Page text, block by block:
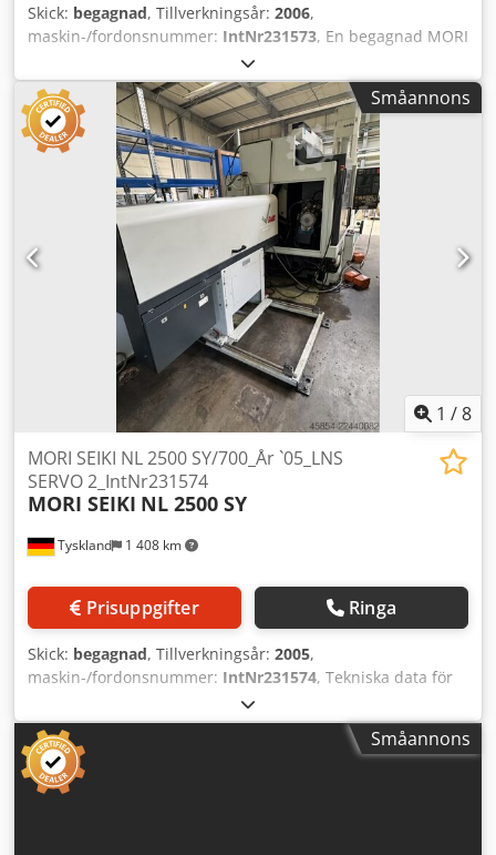
Skick: begagnad, Tillverkningsår: 2006,
maskin-/fordonsnummer: IntNr231573, En begagnad MORI
SEIKI NL 2500/1250 CNC-svarv, tillverkningsår 2006, är till
salu. Maskinen är utrustad med MORI SEIKI MSX 850III /
MAPPS III-styrsystem samt ett IRCO SIMAG stångmagasin
för automatisk stångmatning. Crodpfx Aezp Ig Iepysf
Teknisk data: Styrsystem: MORI SEIKI MSX 850III / MAPPS III
Ursprungsland: Japan Typ: Snedbäddad CNC-svarv
Centrumavstånd: 1 250 mm Max. svarvlängd: 1 298 mm
Max. svarvdiameter: 356 mm Standard svarvdiameter: 275
mm Svingdiameter över bädd: 923 mm X-axel: 260 mm Z-
axel: 1 345 mm Spindelvarvtal: upp till 4 000 varv/min
Spindelgenomgång: ca 80 mm Revolver: 12-stations Antal
revolvrar: 1 Spåntransportör Drivna verktyg C-axel Y-axel
Maskinvikt: 7 600 kg Maskinens mått: 5 000 x 2 300 x 2 400
mm Maskinen kan demonstreras under spänning efter
överenskommelse. Med reservation för ändringar,
eventuella fel i teknisk data och mellanförsäljning.
Småannons
1 /8
Tyskland 1 408 km
MORI SEIKI NL 2500 SY/700_År `05_LNS
SERVO 2_IntNr231574
MORI SEIKI NL 2500 SY
Prisuppgifter Ringa
Skick: begagnad, Tillverkningsår: 2005,
maskin-/fordonsnummer: IntNr231574, Tekniska data för
maskinen Styrsystem: MORI SEIKI MSX-850 Typ:
Snedbädds-svarvcenter Utförande: SY med Y-axel Revolver:
12-stations med drivna verktyg Arbetsområde Max.
svarvdiameter: 356 mm Standard svarvdiameter: 275 mm
Csdpjzp Ifwjfx Apyorf Max. svarvlängd: 705 mm
Småannons